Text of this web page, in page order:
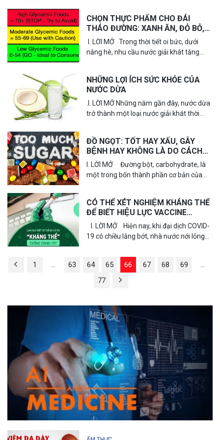
CHỌN THỰC PHẨM CHO ĐÁI
THÁO ĐƯỜNG: XANH ĂN, ĐỎ BỎ,
VÀNG CHẦN CHỪ !
I. LỜI MỞ Trong thời tiết oi bức, dưới
nắng hè, nhu cầu nước giải khát tăng
NHỮNG LỢI ÍCH SỨC KHỎE CỦA
NƯỚC DỪA
.I. LỜI MỞ Những năm gần đây, nước dừa
trở thành một loại nước giải khát thời
ĐỒ NGỌT: TỐT HAY XẤU, GÂY
BỆNH HAY KHÔNG LÀ DO CÁCH
DÙNG !
I. LỜI MỞ Đường bột, carbohydrate, là
một trong bốn thành phần cơ bản của
CÓ THỂ XÉT NGHIỆM KHÁNG THỂ
ĐỂ BIẾT HIỆU LỰC VACCINE
COVID-19 ?
I. LỜI MỞ Hiện nay, khi đại dịch COVID-
19 có chiều lắng bớt, nhà nước nới lỏng
1 … 63 64 65 66 67 68 69
…
77